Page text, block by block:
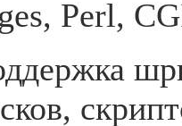
Perl,